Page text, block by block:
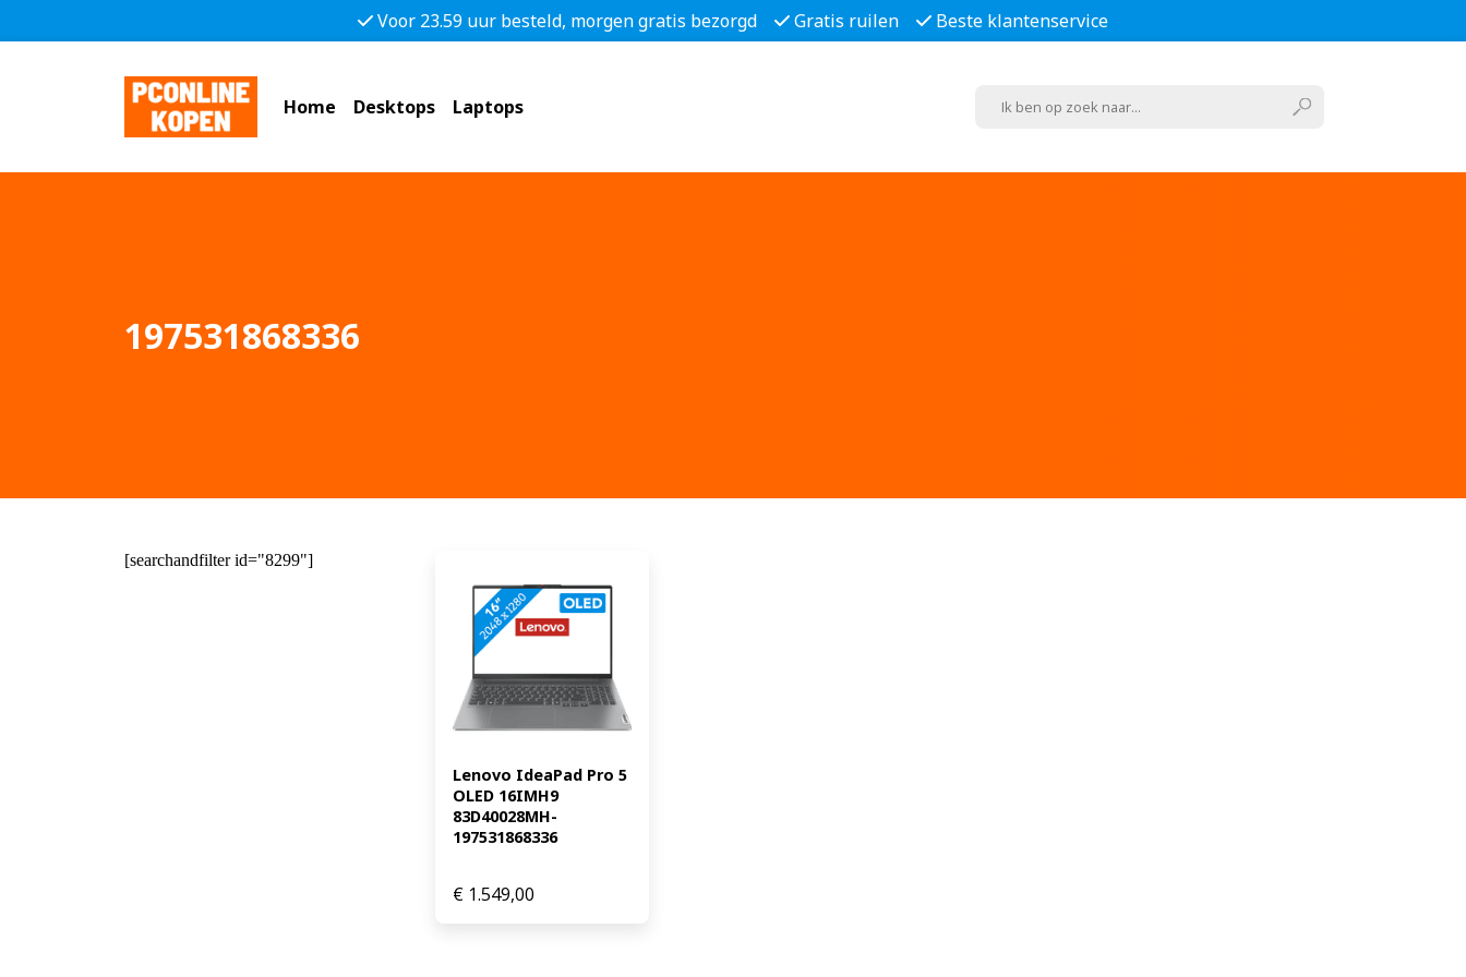
Voor 23.59 uur besteld, morgen gratis bezorgd Gratis ruilen Beste klantenservice
Home Desktops Laptops
197531868336
[searchandfilter id="8299"]
Lenovo IdeaPad Pro 5
OLED 16IMH9
83D40028MH-
197531868336
€ 1.549,00